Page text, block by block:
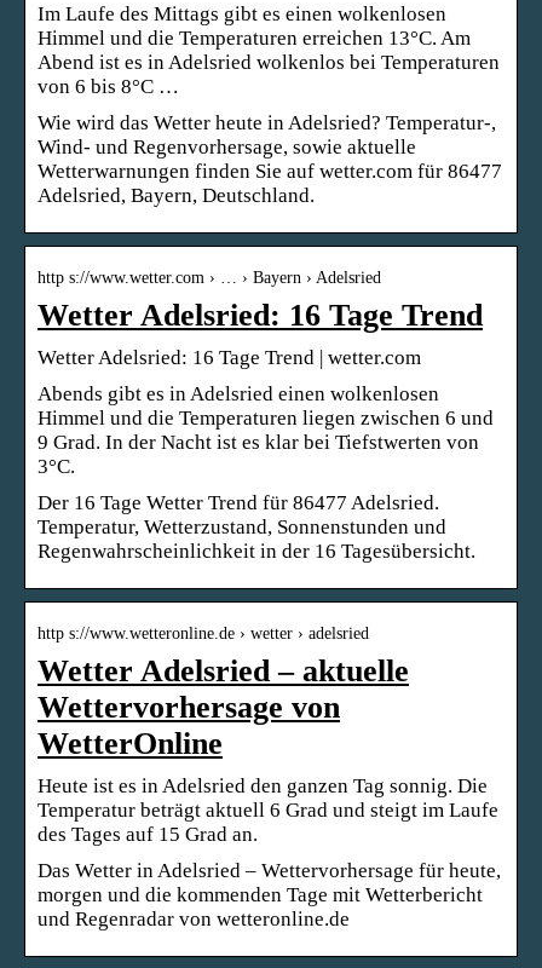
Im Laufe des Mittags gibt es einen wolkenlosen
Himmel und die Temperaturen erreichen 13°C. Am
Abend ist es in Adelsried wolkenlos bei Temperaturen
von 6 bis 8°C …
Wie wird das Wetter heute in Adelsried? Temperatur-,
Wind- und Regenvorhersage, sowie aktuelle
Wetterwarnungen finden Sie auf wetter.com für 86477
Adelsried, Bayern, Deutschland.
http s://www.wetter.com › … › Bayern › Adelsried
Wetter Adelsried: 16 Tage Trend
Wetter Adelsried: 16 Tage Trend | wetter.com
Abends gibt es in Adelsried einen wolkenlosen
Himmel und die Temperaturen liegen zwischen 6 und
9 Grad. In der Nacht ist es klar bei Tiefstwerten von
3°C.
Der 16 Tage Wetter Trend für 86477 Adelsried.
Temperatur, Wetterzustand, Sonnenstunden und
Regenwahrscheinlichkeit in der 16 Tagesübersicht.
http s://www.wetteronline.de › wetter › adelsried
Wetter Adelsried – aktuelle
Wettervorhersage von
WetterOnline
Heute ist es in Adelsried den ganzen Tag sonnig. Die
Temperatur beträgt aktuell 6 Grad und steigt im Laufe
des Tages auf 15 Grad an.
Das Wetter in Adelsried – Wettervorhersage für heute,
morgen und die kommenden Tage mit Wetterbericht
und Regenradar von wetteronline.de